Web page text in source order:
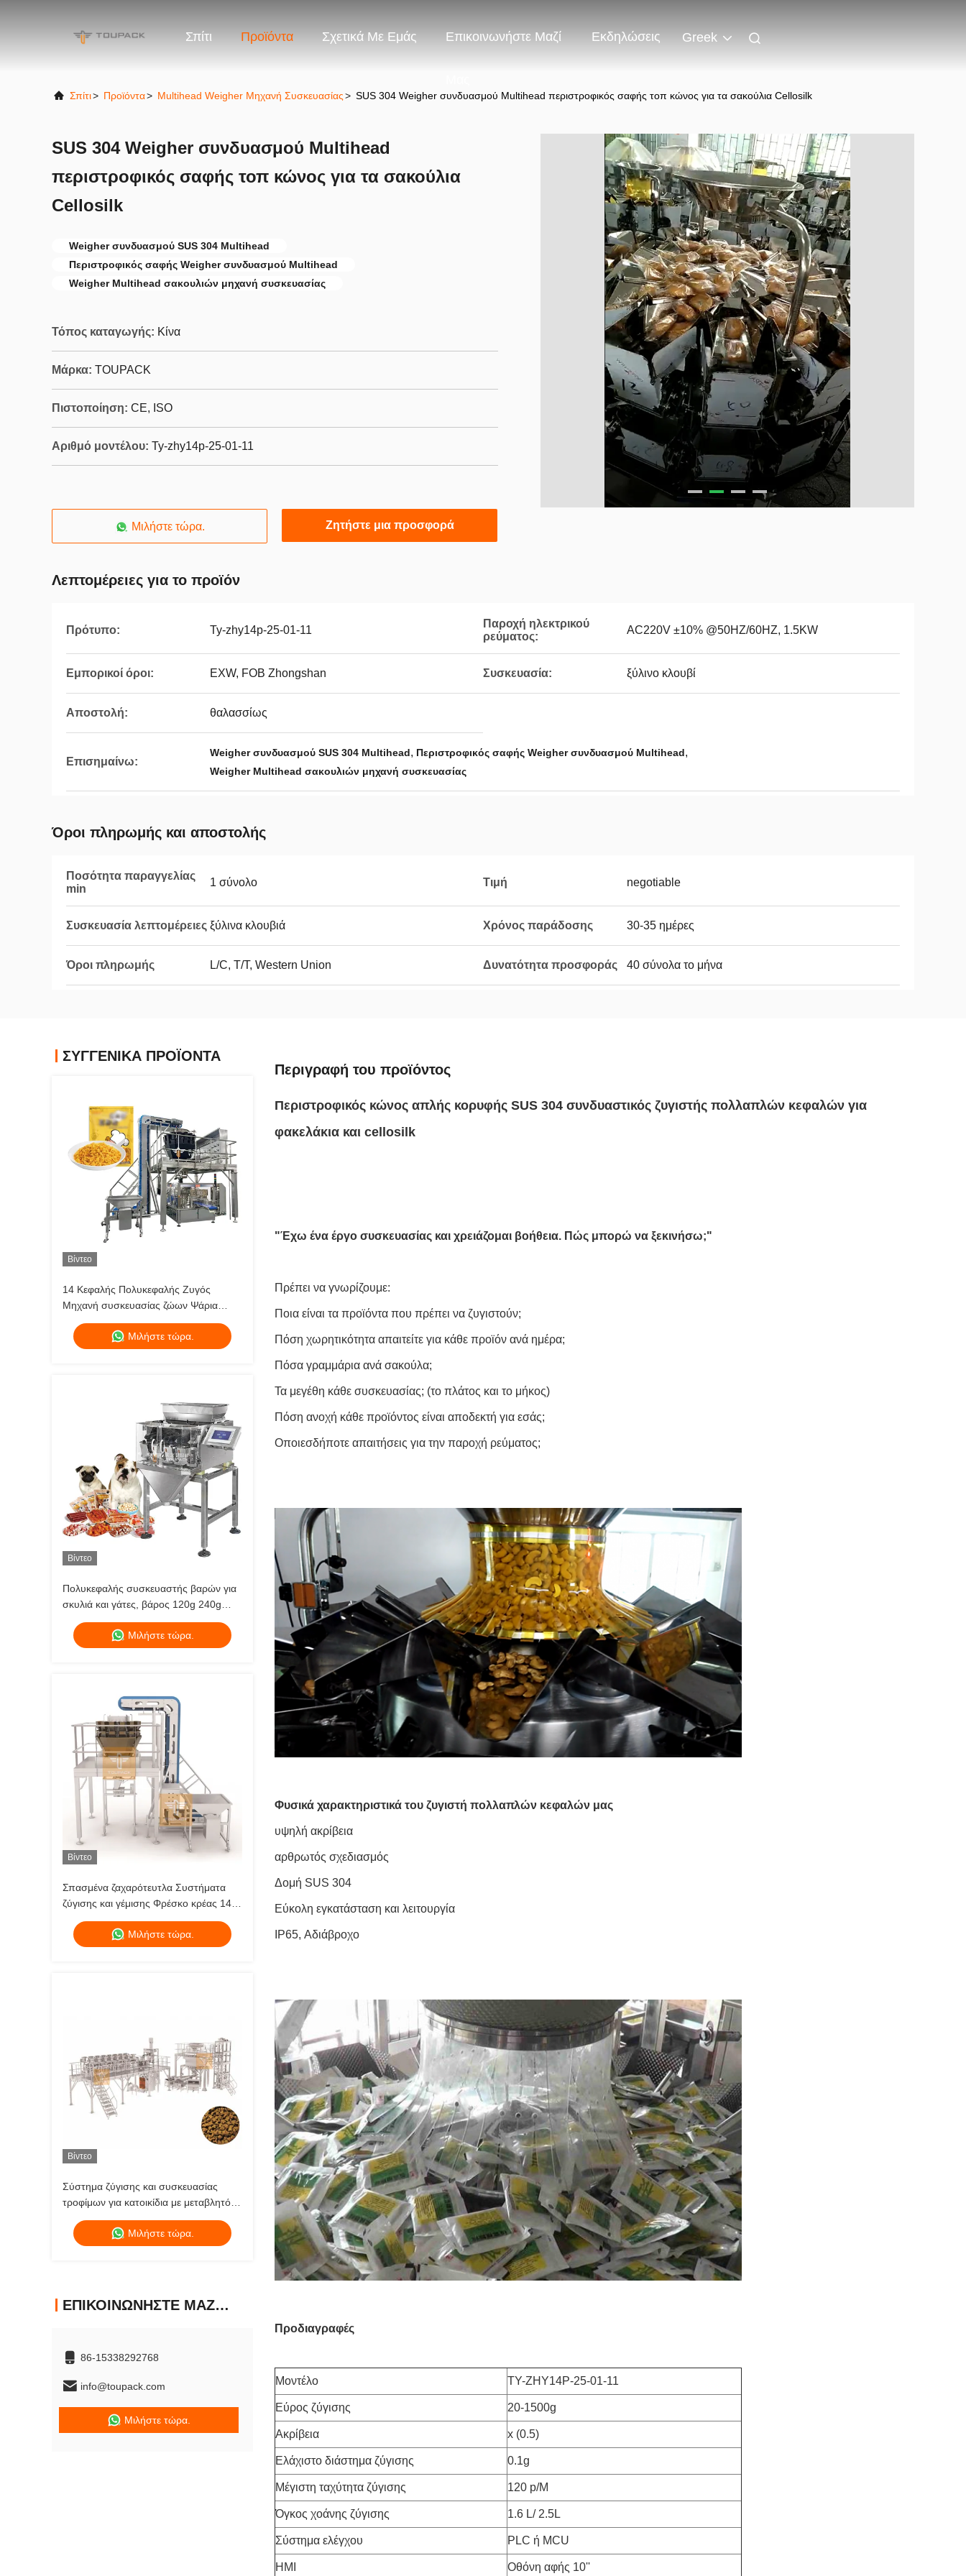
Σπίτι Προϊόντα Σχετικά Με Εμάς Επικοινωνήστε Μαζί Εκδηλώσεις Greek
Σπίτι> Προϊόντα> Multihead Weigher Μηχανή Συσκευασίας> SUS 304 Weigher συνδυασμού Multihead περιστροφικός σαφής τοπ κώνος για τα σακούλια Cellosilk
SUS 304 Weigher συνδυασμού Multihead
περιστροφικός σαφής τοπ κώνος για τα σακούλια
Cellosilk
Weigher συνδυασμού SUS 304 Multihead
Περιστροφικός σαφής Weigher συνδυασμού Multihead
Weigher Multihead σακουλιών μηχανή συσκευασίας
Τόπος καταγωγής: Κίνα
Μάρκα: TOUPACK
Πιστοποίηση: CE, ISO
Αριθμό μοντέλου: Ty-zhy14p-25-01-11
Μιλήστε τώρα. Ζητήστε μια προσφορά
Λεπτομέρειες για το προϊόν
Πρότυπο: Ty-zhy14p-25-01-11
Παροχή ηλεκτρικού
ρεύματος:
AC220V ±10% @50HZ/60HZ, 1.5KW
Εμπορικοί όροι: EXW, FOB Zhongshan Συσκευασία: ξύλινο κλουβί
Αποστολή: θαλασσίως
Επισημαίνω:
Weigher συνδυασμού SUS 304 Multihead, Περιστροφικός σαφής Weigher συνδυασμού Multihead,
Weigher Multihead σακουλιών μηχανή συσκευασίας
Όροι πληρωμής και αποστολής
Ποσότητα παραγγελίας
min
1 σύνολο Τιμή negotiable
Συσκευασία λεπτομέρειες ξύλινα κλουβιά Χρόνος παράδοσης 30-35 ημέρες
Όροι πληρωμής L/C, T/T, Western Union Δυνατότητα προσφοράς 40 σύνολα το μήνα
ΣΥΓΓΕΝΙΚΆ ΠΡΟΪΌΝΤΑ
Βίντεο
14 Κεφαλής Πολυκεφαλής Ζυγός
Μηχανή συσκευασίας ζώων Ψάρια
κουτάβι σκύλος γάτα τροφή Ζυγός
120g 240g 400g 1kg Ζιπλοκ
συσκευασία
Μιλήστε τώρα.
Βίντεο
Πολυκεφαλής συσκευαστής βαρών για
σκυλιά και γάτες, βάρος 120g 240g
400g 1kg
Μιλήστε τώρα.
Βίντεο
Σπασμένα ζαχαρότευτλα Συστήματα
ζύγισης και γέμισης Φρέσκο κρέας 14
κεφαλές Στροφή τροφοδοσίας
Πολυκεφαλής ζυγόςΜιλήστε τώρα.
Βίντεο
Σύστημα ζύγισης και συσκευασίας
τροφίμων για κατοικίδια με μεταβλητό
βάρος
Μιλήστε τώρα.
ΕΠΙΚΟΙΝΩΝΉΣΤΕ ΜΑΖΊ ΜΑΣ
86-15338292768
info@toupack.com
Μιλήστε τώρα.
Περιγραφή του προϊόντος
Περιστροφικός κώνος απλής κορυφής SUS 304 συνδυαστικός ζυγιστής πολλαπλών κεφαλών για
φακελάκια και cellosilk
"Έχω ένα έργο συσκευασίας και χρειάζομαι βοήθεια. Πώς μπορώ να ξεκινήσω;"
Πρέπει να γνωρίζουμε:
Ποια είναι τα προϊόντα που πρέπει να ζυγιστούν;
Πόση χωρητικότητα απαιτείτε για κάθε προϊόν ανά ημέρα;
Πόσα γραμμάρια ανά σακούλα;
Τα μεγέθη κάθε συσκευασίας; (το πλάτος και το μήκος)
Πόση ανοχή κάθε προϊόντος είναι αποδεκτή για εσάς;
Οποιεσδήποτε απαιτήσεις για την παροχή ρεύματος;
Φυσικά χαρακτηριστικά του ζυγιστή πολλαπλών κεφαλών μας
υψηλή ακρίβεια
αρθρωτός σχεδιασμός
Δομή SUS 304
Εύκολη εγκατάσταση και λειτουργία
IP65, Αδιάβροχο
Προδιαγραφές
Μοντέλο TY-ZHY14P-25-01-11
Εύρος ζύγισης 20-1500g
Ακρίβεια x (0.5)
Ελάχιστο διάστημα ζύγισης 0.1g
Μέγιστη ταχύτητα ζύγισης 120 p/M
Όγκος χοάνης ζύγισης 1.6 L/ 2.5L
Σύστημα ελέγχου PLC ή MCU
HMI Οθόνη αφής 10''